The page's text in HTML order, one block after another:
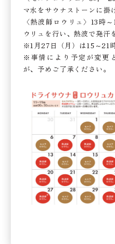
マ水をサウナストーンに掛
〈熱波師ロウリュ〉13時
ウリュを行い、熱波で発汗
※1月27日（月）は15～21
※事情により予定が変更
が、予めご了承ください。